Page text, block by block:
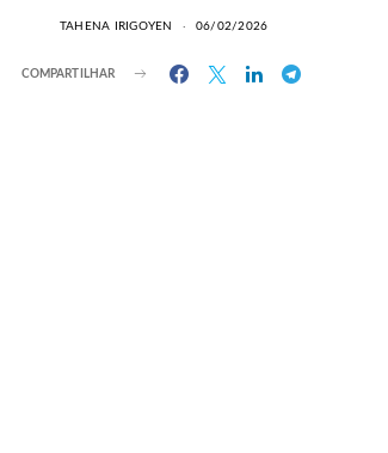
TAHENA IRIGOYEN 06/02/2026
COMPARTILHAR